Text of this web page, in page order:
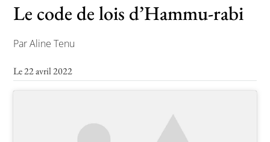
Les régionales
Lettre d’information de l’APHG
Le code de lois d’Hammu-rabi
Par Aline Tenu
Le 22 avril 2022